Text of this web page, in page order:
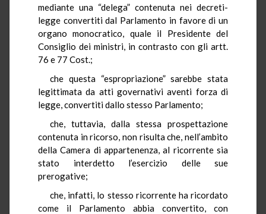
mediante una “delega” contenuta nei decreti-
legge convertiti dal Parlamento in favore di un
organo monocratico, quale il Presidente del
Consiglio dei ministri, in contrasto con gli artt.
76 e 77 Cost.;
che questa “espropriazione” sarebbe stata
legittimata da atti governativi aventi forza di
legge, convertiti dallo stesso Parlamento;
che, tuttavia, dalla stessa prospettazione
contenuta in ricorso, non risulta che, nell’ambito
della Camera di appartenenza, al ricorrente sia
stato interdetto l’esercizio delle sue
prerogative;
che, infatti, lo stesso ricorrente ha ricordato
come il Parlamento abbia convertito, con